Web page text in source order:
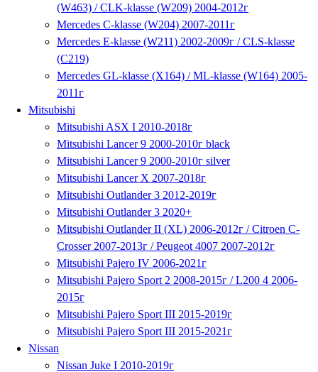
(W463) / CLK-klasse (W209) 2004-2012г
Mercedes C-klasse (W204) 2007-2011г
Mercedes E-klasse (W211) 2002-2009г / CLS-klasse
(C219)
Mercedes GL-klasse (X164) / ML-klasse (W164) 2005-
2011г
Mitsubishi
Mitsubishi ASX I 2010-2018г
Mitsubishi Lancer 9 2000-2010г black
Mitsubishi Lancer 9 2000-2010г silver
Mitsubishi Lancer X 2007-2018г
Mitsubishi Outlander 3 2012-2019г
Mitsubishi Outlander 3 2020+
Mitsubishi Outlander II (XL) 2006-2012г / Citroen C-
Crosser 2007-2013г / Peugeot 4007 2007-2012г
Mitsubishi Pajero IV 2006-2021г
Mitsubishi Pajero Sport 2 2008-2015г / L200 4 2006-
2015г
Mitsubishi Pajero Sport III 2015-2019г
Mitsubishi Pajero Sport III 2015-2021г
Nissan
Nissan Juke I 2010-2019г